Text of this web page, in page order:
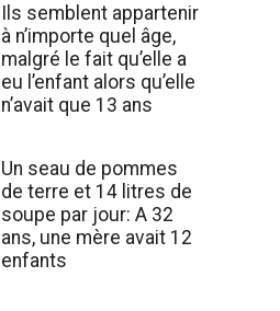
Ils semblent appartenir
à n’importe quel âge,
malgré le fait qu’elle a
eu l’enfant alors qu’elle
n’avait que 13 ans
Un seau de pommes
de terre et 14 litres de
soupe par jour: A 32
ans, une mère avait 12
enfants